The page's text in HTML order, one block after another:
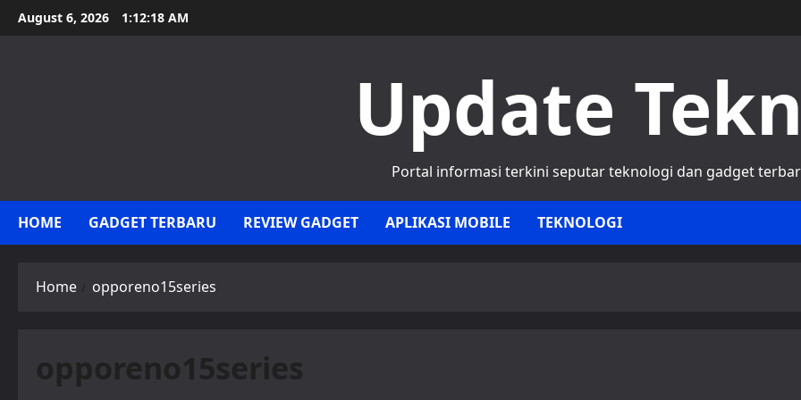
Skip
to
August 6, 2026 1:12:18 AM
Update
Portal informasi terkini seputar teknologi dan gadget
HOME GADGET TERBARU REVIEW GADGET APLIKASI MOBILE TEKNOLOGI
Home opporeno15series
opporeno15series